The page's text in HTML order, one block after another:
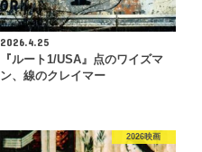
2026.4.25
『ルート1/USA』点のワイズマ
ン、線のクレイマー
2026映画